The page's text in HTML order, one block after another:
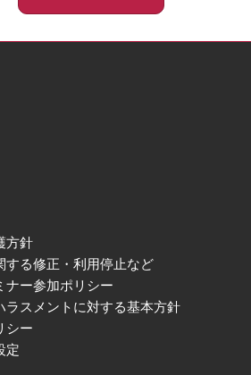
方針
する修正・利用停止など
ナー参加ポリシー
ラスメントに対する基本方針
シー
定